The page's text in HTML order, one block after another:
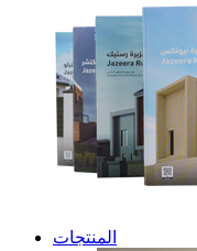
المنتجات